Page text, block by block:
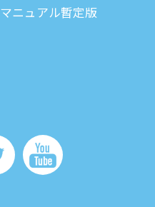
マニュアル暫定版